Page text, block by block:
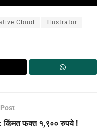
Cloud Illustrator
किंमत फक्त १,९०० रुपये !